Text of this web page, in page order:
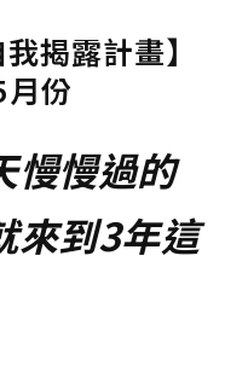
揭露計畫】
份
慢慢過的
來到3年這